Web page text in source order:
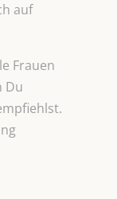
auf
Frauen
Du